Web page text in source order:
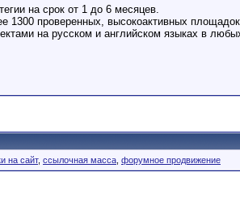
на срок от 1 до 6 месяцев.
1300 проверенных, высокоактивных
на русском и английском языках в
на сайт, ссылочная масса форумное продвижение